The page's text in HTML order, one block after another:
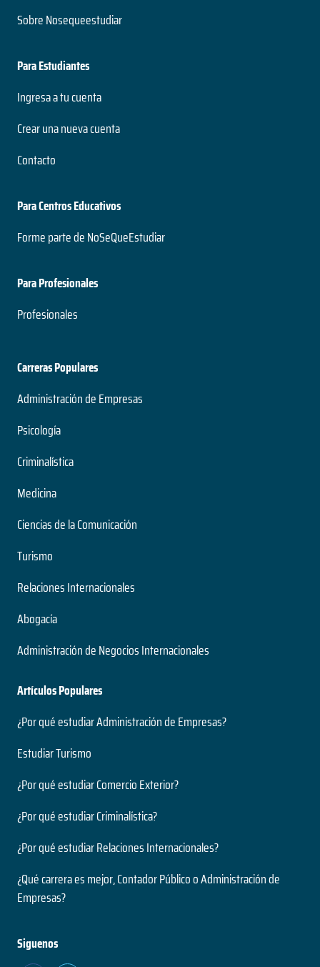
Sobre Nosequeestudiar
Para Estudiantes
Ingresa a tu cuenta
Crear una nueva cuenta
Contacto
Para Centros Educativos
Forme parte de NoSeQueEstudiar
Para Profesionales
Profesionales
Carreras Populares
Administración de Empresas
Psicología
Criminalística
Medicina
Ciencias de la Comunicación
Turismo
Relaciones Internacionales
Abogacía
Administración de Negocios Internacionales
Artículos Populares
¿Por qué estudiar Administración de Empresas?
Estudiar Turismo
¿Por qué estudiar Comercio Exterior?
¿Por qué estudiar Criminalística?
¿Por qué estudiar Relaciones Internacionales?
¿Qué carrera es mejor, Contador Público o Administración de
Empresas?
Siguenos